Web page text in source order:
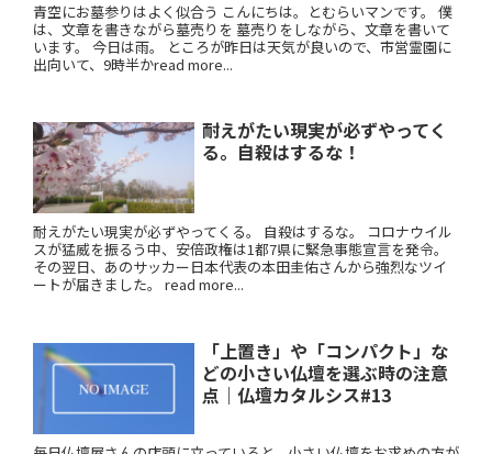
青空にお墓参りはよく似合う こんにちは。とむらいマンです。 僕
は、文章を書きながら墓売りを 墓売りをしながら、文章を書いて
います。 今日は雨。 ところが昨日は天気が良いので、市営霊園に
出向いて、9時半かread more...
耐えがたい現実が必ずやってく
る。自殺はするな！
耐えがたい現実が必ずやってくる。 自殺はするな。 コロナウイル
スが猛威を振るう中、安倍政権は1都7県に緊急事態宣言を発令。
その翌日、あのサッカー日本代表の本田圭佑さんから強烈なツイ
ートが届きました。 read more...
「上置き」や「コンパクト」な
どの小さい仏壇を選ぶ時の注意
点｜仏壇カタルシス#13